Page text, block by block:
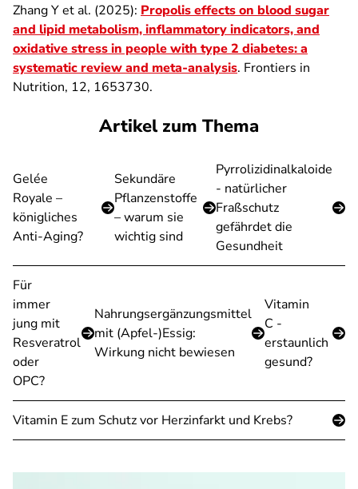
Zhang Y et al. (2025): Propolis effects on blood sugar
and lipid metabolism, inflammatory indicators, and
oxidative stress in people with type 2 diabetes: a
systematic review and meta-analysis. Frontiers in
Nutrition, 12, 1653730.
Artikel zum Thema
Gelée
Royale –
königliches
Anti-Aging?
Sekundäre
Pflanzenstoffe
– warum sie
wichtig sind
Pyrrolizidinalkaloide
- natürlicher
Fraßschutz
gefährdet die
Gesundheit
Für
immer
jung mit
Resveratrol
oder
OPC?
Nahrungsergänzungsmittel
mit (Apfel-)Essig:
Wirkung nicht bewiesen
Vitamin
C -
erstaunlich
gesund?
Vitamin E zum Schutz vor Herzinfarkt und Krebs?